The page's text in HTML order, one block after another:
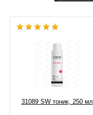
31089 SW тоник, 250 мл